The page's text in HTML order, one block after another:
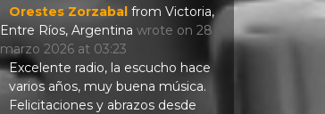
Orestes Zorzabal from Victoria,
Entre Ríos, Argentina wrote on 28
marzo 2026 at 03:23
Excelente radio, la escucho hace
varios años, muy buena música.
Felicitaciones y abrazos desde